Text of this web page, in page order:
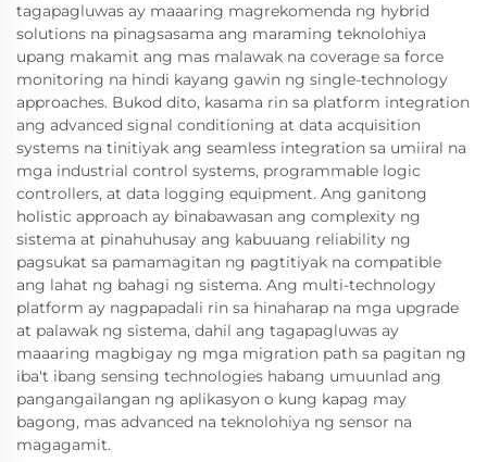
tagapagluwas ay maaaring magrekomenda ng hybrid
solutions na pinagsasama ang maraming teknolohiya
upang makamit ang mas malawak na coverage sa force
monitoring na hindi kayang gawin ng single-technology
approaches. Bukod dito, kasama rin sa platform integration
ang advanced signal conditioning at data acquisition
systems na tinitiyak ang seamless integration sa umiiral na
mga industrial control systems, programmable logic
controllers, at data logging equipment. Ang ganitong
holistic approach ay binabawasan ang complexity ng
sistema at pinahuhusay ang kabuuang reliability ng
pagsukat sa pamamagitan ng pagtitiyak na compatible
ang lahat ng bahagi ng sistema. Ang multi-technology
platform ay nagpapadali rin sa hinaharap na mga upgrade
at palawak ng sistema, dahil ang tagapagluwas ay
maaaring magbigay ng mga migration path sa pagitan ng
iba't ibang sensing technologies habang umuunlad ang
pangangailangan ng aplikasyon o kung kapag may
bagong, mas advanced na teknolohiya ng sensor na
magagamit.